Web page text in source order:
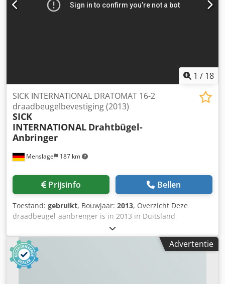
1 / 18
Menslage 187 km
SICK INTERNATIONAL DRATOMAT 16-2
draadbeugelbevestiging (2013)
SICK
INTERNATIONAL Drahtbügel-
Anbringer
Prijsinfo Bellen
Toestand: gebruikt, Bouwjaar: 2013, Overzicht Deze
draadbeugel-aanbrenger is in 2013 in Duitsland
geproduceerd door SICK INTERNATIONAL. De machine is
per direct te koop omdat de productie in de fabriek in 2022
is stopgezet. Er worden bedieningsplatformen
meegeleverd. Technische gegevens - Capaciteit: 9.000
flessen/uur tot 12.000 flessen/uur - Formaten:
Advertentie